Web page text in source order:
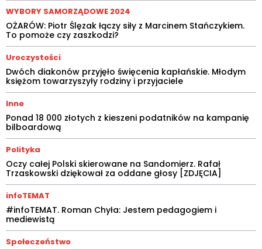
WYBORY SAMORZĄDOWE 2024
OŻARÓW: Piotr Ślęzak łączy siły z Marcinem Stańczykiem.
To pomoże czy zaszkodzi?
Uroczystości
Dwóch diakonów przyjęło święcenia kapłańskie. Młodym
księżom towarzyszyły rodziny i przyjaciele
Inne
Ponad 18 000 złotych z kieszeni podatników na kampanię
bilboardową
Polityka
Oczy całej Polski skierowane na Sandomierz. Rafał
Trzaskowski dziękował za oddane głosy [ZDJĘCIA]
infoTEMAT
#infoTEMAT. Roman Chyła: Jestem pedagogiem i
mediewistą
Społeczeństwo